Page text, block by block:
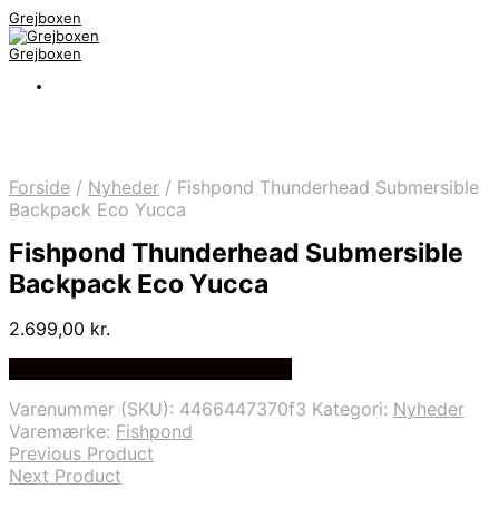
Grejboxen
Grejboxen
Forside / Nyheder / Fishpond Thunderhead Submersible
Backpack Eco Yucca
Fishpond Thunderhead Submersible
Backpack Eco Yucca
2.699,00 kr.
Varenummer (SKU): 4466447370f3 Kategori: Nyheder
Varemærke: Fishpond
Previous Product
Next Product